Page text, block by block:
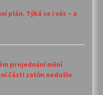
plán. Týká se i vás – a
projednání mění
části zatím nedošlo